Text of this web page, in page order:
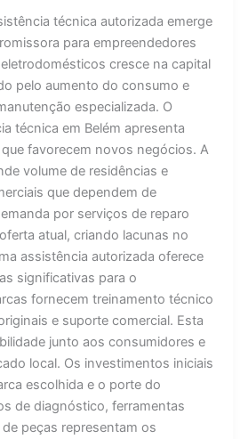
técnica autorizada emerge
para empreendedores
cresce na capital
pelo aumento do consumo e
especializada. O
técnica em Belém apresenta
favorecem novos negócios. A
volume de residências e
que dependem de
por serviços de reparo
atual, criando lacunas no
assistência autorizada oferece
significativas para o
fornecem treinamento técnico
e suporte comercial. Esta
junto aos consumidores e
local. Os investimentos iniciais
escolhida e o porte do
de diagnóstico, ferramentas
peças representam os